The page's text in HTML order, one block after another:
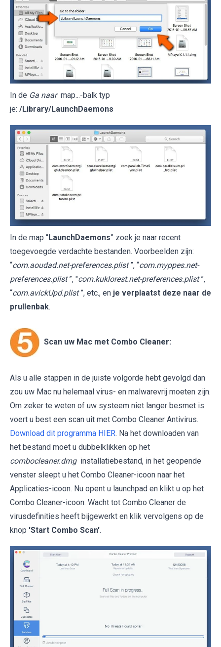
In de Ga naar map...-balk typ
je: /Library/LaunchDaemons
In de map “LaunchDaemons” zoek je naar recent
toegevoegde verdachte bestanden. Voorbeelden zijn:
“com.aoudad.net-preferences.plist ”, “com.myppes.net-
preferences.plist ”, "com.kuklorest.net-preferences.plist ”,
“com.avickUpd.plist ”, etc., en je verplaatst deze naar de
prullenbak.
Scan uw Mac met Combo Cleaner:
Als u alle stappen in de juiste volgorde hebt gevolgd dan
zou uw Mac nu helemaal virus- en malwarevrij moeten zijn.
Om zeker te weten of uw systeem niet langer besmet is
voert u best een scan uit met Combo Cleaner Antivirus.
Download dit programma HIER. Na het downloaden van
het bestand moet u dubbelklikken op het
combocleaner.dmg installatiebestand, in het geopende
venster sleept u het Combo Cleaner-icoon naar het
Applicaties-icoon. Nu opent u launchpad en klikt u op het
Combo Cleaner-icoon. Wacht tot Combo Cleaner de
virusdefinities heeft bijgewerkt en klik vervolgens op de
knop 'Start Combo Scan'.